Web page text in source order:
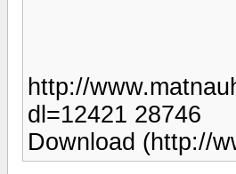
http://
dl=12421 28746
Download (http://